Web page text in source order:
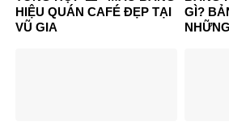
HIỆU QUÁN CAFÉ ĐẸP TẠI
VŨ GIA
GÌ?